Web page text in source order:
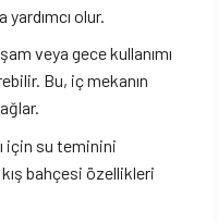
olur.
veya gece kullanımı
Bu, iç mekanın
için su teminini
bahçesi özellikleri